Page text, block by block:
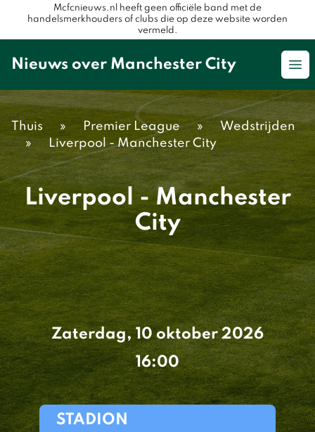
Mcfcnieuws.nl heeft geen officiële band met de
handelsmerkhouders of clubs die op deze website worden
vermeld.
Nieuws over Manchester City
Thuis » Premier League »
Wedstrijden
»
Liverpool - Manchester City
Liverpool - Manchester
City
Zaterdag, 10 oktober 2026
16:00
STADION